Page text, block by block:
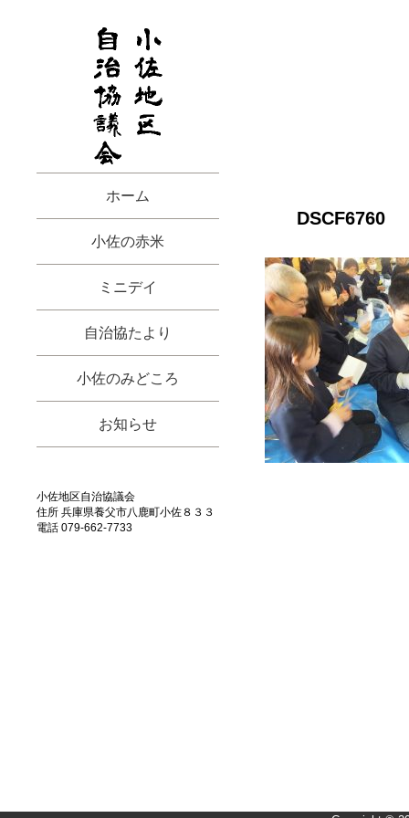
ホーム
小佐の赤米
ミニデイ
自治協たより
小佐のみどころ
お知らせ
小佐地区自治協議会
住所 兵庫県養父市八鹿町小佐８３３
電話 079-662-7733
DSCF6760